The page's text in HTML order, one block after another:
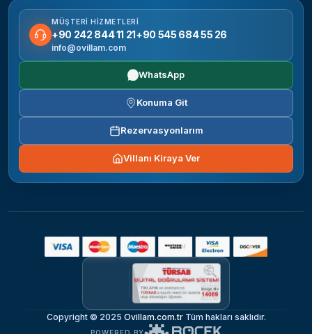
MÜŞTERI HIZMETLERI
+90 242 844 11 21+90 545 684 55 26
info@ovillam.com
WhatsApp
Konuma Git
Rezervasyonlarım
Villanı Kiraya Ver
Copyright © 2025 Ovillam.com.trTüm hakları saklıdır.